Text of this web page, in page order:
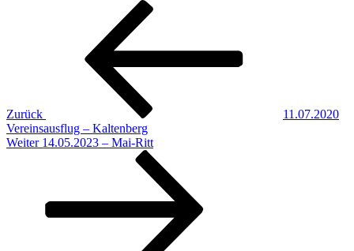
Beitragsnavigation
Zurück
11.07.2020
Vereinsausflug – Kaltenberg
Nächster
Weiter 14.05.2023 – Mai-Ritt